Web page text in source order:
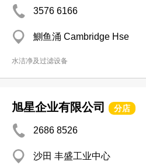
3576 6166
鰂鱼涌 Cambridge Hse
水洁净及过滤设备
旭星企业有限公司 分店
2686 8526
沙田 丰盛工业中心